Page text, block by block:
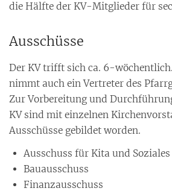
die Hälfte der KV-Mitglieder für
Ausschüsse
Der KV trifft sich ca. 6-
nimmt auch ein Vertreter des
Zur Vorbereitung und
KV sind mit einzelnen
Ausschüsse gebildet worden.
Ausschuss für Kita und Soziales
Bauausschuss
Finanzausschuss